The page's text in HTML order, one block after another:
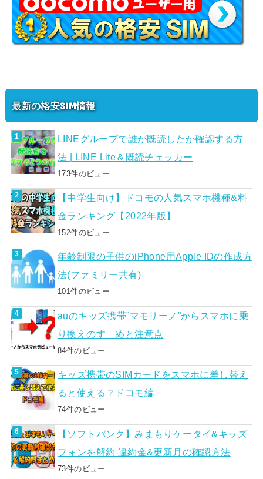
最新の格安SIM情報
LINEグループで誰が既読したか確認する方
法 | LINE Lite＆既読チェッカー
173件のビュー
【中学生向け】ドコモの人気スマホ機種&料
金ランキング【2022年版】
152件のビュー
年齢制限の子供のiPhone用Apple IDの作成方
法(ファミリー共有)
101件のビュー
auのキッズ携帯”マモリーノ”からスマホに乗
り換えのすゝめと注意点
84件のビュー
キッズ携帯のSIMカードをスマホに差し替え
ると使える？ドコモ編
74件のビュー
【ソフトバンク】みまもりケータイ&キッズ
フォンを解約 違約金&更新月の確認方法
73件のビュー